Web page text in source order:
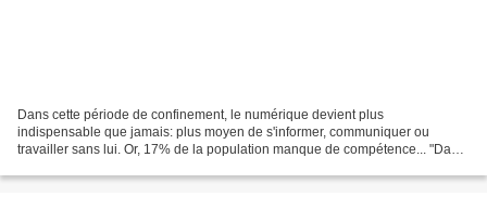
Dans cette période de confinement, le numérique devient plus
indispensable que jamais: plus moyen de s'informer, communiquer ou
travailler sans lui. Or, 17% de la population manque de compétence... "Dans